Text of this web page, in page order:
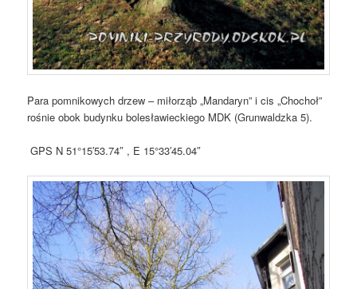
Para pomnikowych drzew – miłorząb „Mandaryn” i cis „Chochoł”
rośnie obok budynku bolesławieckiego MDK (Grunwaldzka 5).
GPS N 51°15′53.74″ , E 15°33′45.04″